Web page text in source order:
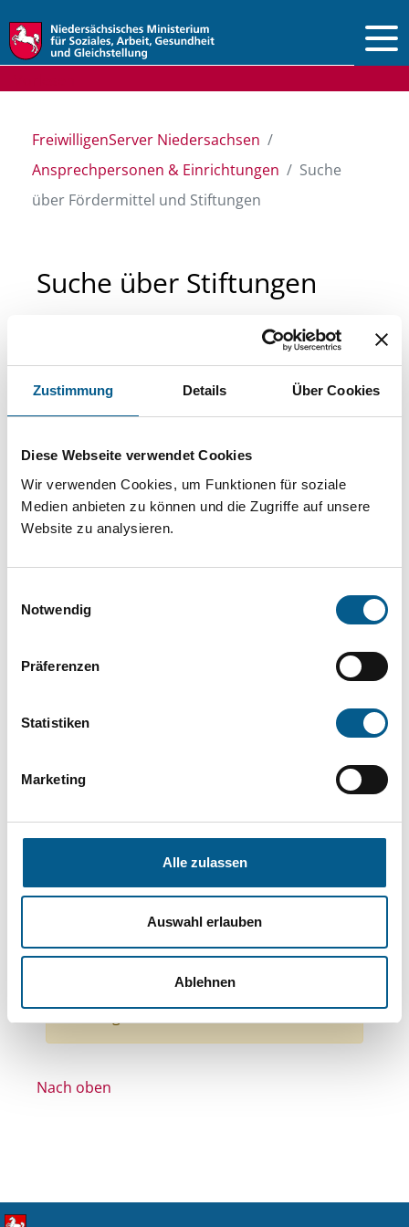
Zustimmung Details Über Cookies
Diese Webseite verwendet Cookies
Wir verwenden Cookies, um Funktionen für soziale
Medien anbieten zu können und die Zugriffe auf unsere
Website zu analysieren.
Notwendig
Präferenzen
Statistiken
Marketing
Alle zulassen
Auswahl erlauben
Ablehnen
FreiwilligenServer Niedersachsen
Ansprechpersonen & Einrichtungen
Suche
über Fördermittel und Stiftungen
Suche über Stiftungen
Sie suchen finanzielle Unterstützung für ein
Projekt oder ein Vorhaben? Hier können Sie
direkt über unsere Fördermitteldatenbank und
Stiftungsdatenbank recherchieren. Bei der
Suche bitte die Groß- und Kleinschreibung
beachten.
können durch die Wahl von Bereichen oder
Themen: Bildung und Erziehung
Themen: Wohltätige Zwecke
Themen: Denkmalschutz
Themen: Kirchliche Zwecke
Themen: Ländliche Entwicklung
Nach oben